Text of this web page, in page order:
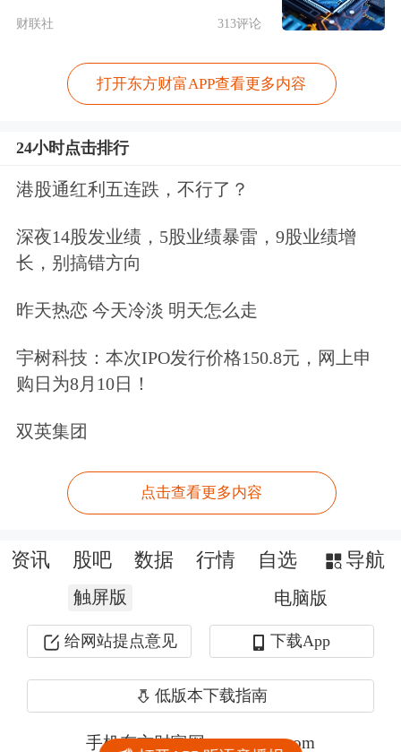
财联社 313评论
打开东方财富APP查看更多内容
24小时点击排行
港股通红利五连跌，不行了？
深夜14股发业绩，5股业绩暴雷，9股业绩增
长，别搞错方向
昨天热恋 今天冷淡 明天怎么走
宇树科技：本次IPO发行价格150.8元，网上申
购日为8月10日！
双英集团
点击查看更多内容
资讯 股吧 数据 行情 自选 导航
触屏版 电脑版
给网站提点意见 下载App
低版本下载指南
手机东方财富网 eastmoney.com